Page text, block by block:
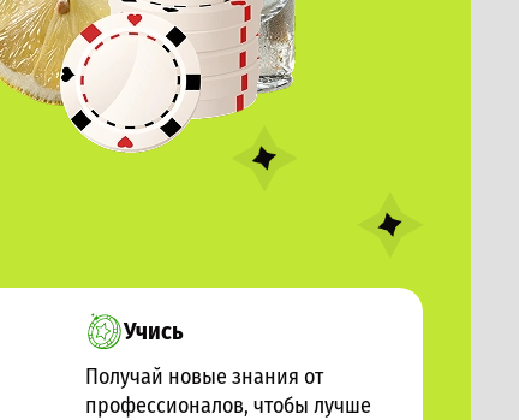
Учись
Получай новые знания от
профессионалов, чтобы лучше